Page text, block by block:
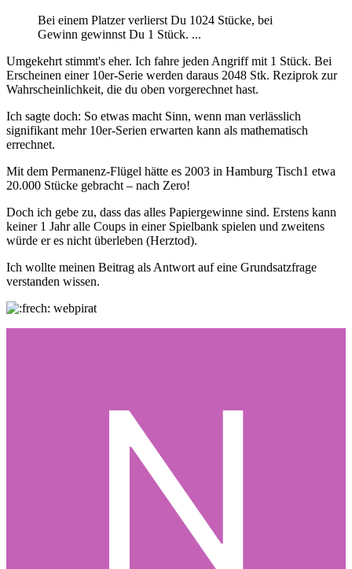
Bei einem Platzer verlierst Du 1024 Stücke, bei
Gewinn gewinnst Du 1 Stück. ...
Umgekehrt stimmt's eher. Ich fahre jeden Angriff mit 1 Stück. Bei
Erscheinen einer 10er-Serie werden daraus 2048 Stk. Reziprok zur
Wahrscheinlichkeit, die du oben vorgerechnet hast.
Ich sagte doch: So etwas macht Sinn, wenn man verlässlich
signifikant mehr 10er-Serien erwarten kann als mathematisch
errechnet.
Mit dem Permanenz-Flügel hätte es 2003 in Hamburg Tisch1 etwa
20.000 Stücke gebracht – nach Zero!
Doch ich gebe zu, dass das alles Papiergewinne sind. Erstens kann
keiner 1 Jahr alle Coups in einer Spielbank spielen und zweitens
würde er es nicht überleben (Herztod).
Ich wollte meinen Beitrag als Antwort auf eine Grundsatzfrage
verstanden wissen.
webpirat